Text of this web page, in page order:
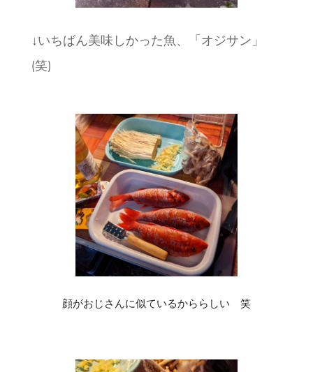
↓いちばん美味しかった魚、「オジサン」
(笑)
顔がおじさんに似ているかららしい 笑